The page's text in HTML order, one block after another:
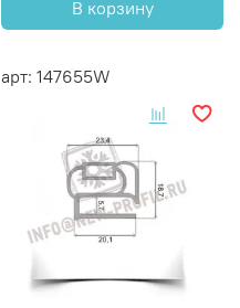
В корзину
арт: 147655W